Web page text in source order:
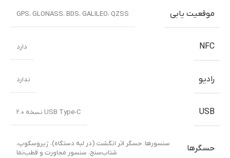
موقعیت یابی GPS، GLONASS، BDS، GALILEO، QZSS
NFC دارد
رادیو ندارد
USB USB Type-C نسخه ۲.۰
حسگرها
سنسورها: حسگر اثر انگشت (در لبه دستگاه)، ژیروسکوپ،
شتاب‌سنج، سنسور مجاورت و قطب‌نما